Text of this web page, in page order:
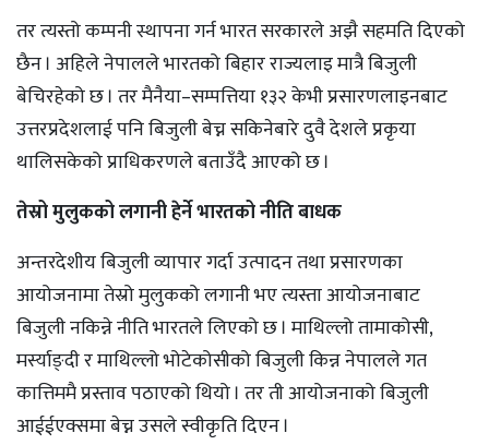
तर त्यस्तो कम्पनी स्थापना गर्न भारत सरकारले अझै सहमति दिएको
छैन । अहिले नेपालले भारतको बिहार राज्यलाइ मात्रै बिजुली
बेचिरहेको छ । तर मैनैया–सम्पत्तिया १३२ केभी प्रसारणलाइनबाट
उत्तरप्रदेशलाई पनि बिजुली बेच्न सकिनेबारे दुवै देशले प्रकृया
थालिसकेको प्राधिकरणले बताउँदै आएको छ ।
तेस्रो मुलुकको लगानी हेर्ने भारतको नीति बाधक
अन्तरदेशीय बिजुली व्यापार गर्दा उत्पादन तथा प्रसारणका
आयोजनामा तेस्रो मुलुकको लगानी भए त्यस्ता आयोजनाबाट
बिजुली नकिन्ने नीति भारतले लिएको छ । माथिल्लो तामाकोसी,
मर्स्याङ्दी र माथिल्लो भोटेकोसीको बिजुली किन्न नेपालले गत
कात्तिममै प्रस्ताव पठाएको थियो । तर ती आयोजनाको बिजुली
आईईएक्समा बेच्न उसले स्वीकृति दिएन ।